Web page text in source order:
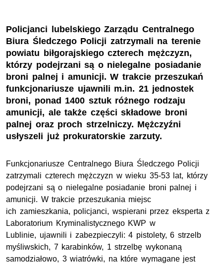
Policjanci lubelskiego Zarządu Centralnego
Biura Śledczego Policji zatrzymali na terenie
powiatu biłgorajskiego czterech mężczyzn,
którzy podejrzani są o nielegalne posiadanie
broni palnej i amunicji. W trakcie przeszukań
funkcjonariusze ujawnili m.in. 21 jednostek
broni, ponad 1400 sztuk różnego rodzaju
amunicji, ale także części składowe broni
palnej oraz proch strzelniczy. Mężczyźni
usłyszeli już prokuratorskie zarzuty.
Funkcjonariusze Centralnego Biura Śledczego Policji
zatrzymali czterech mężczyzn w wieku 35-53 lat, którzy
podejrzani są o nielegalne posiadanie broni palnej i
amunicji. W trakcie przeszukania miejsc
ich zamieszkania, policjanci, wspierani przez eksperta z
Laboratorium Kryminalistycznego KWP w
Lublinie, ujawnili i zabezpieczyli: 4 pistolety, 6 strzelb
myśliwskich, 7 karabinków, 1 strzelbę wykonaną
samodziałowo, 3 wiatrówki, na które wymagane jest